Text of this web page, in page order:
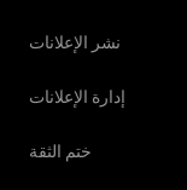
نشر الإعلانات
إدارة الإعلانات
ختم الثقة